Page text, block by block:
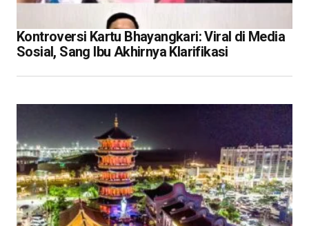
Kontroversi Kartu Bhayangkari: Viral di Media
Sosial, Sang Ibu Akhirnya Klarifikasi